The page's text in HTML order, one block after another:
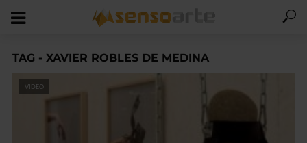
TAG - XAVIER ROBLES DE MEDINA
VIDEO